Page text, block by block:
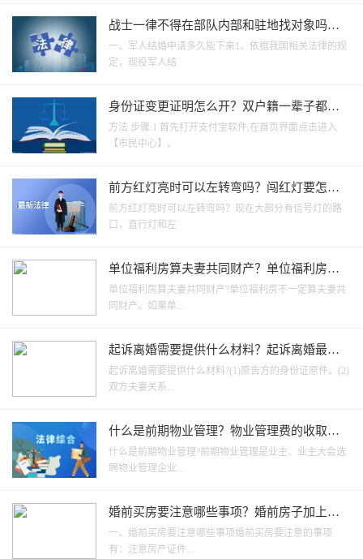
战士一律不得在部队内部和驻地找对象吗？
现役军人不能和哪些人结婚？ 全球快消息
一、军人结婚申请多久能下来1、依据我国相关法律的规
定，现役军人结
身份证变更证明怎么开？双户籍一辈子都查
不出来吗？ 每日速讯
方法 步骤:1 首先打开支付宝软件,在首页界面点击进入
【市民中心】。
前方红灯亮时可以左转弯吗？闯红灯要怎么
处理？ 天天动态
前方红灯亮时可以左转弯吗？现在大部分有信号灯的路
口，直行灯和左
单位福利房算夫妻共同财产？单位福利房有
产权吗？
单位福利房算夫妻共同财产?单位福利房不一定算夫妻共
同财产。如果单...
起诉离婚需要提供什么材料？起诉离婚最快
几天能办完？
起诉离婚需要提供什么材料?(1)原告方的身份证原件。(2)
双方夫妻关系...
什么是前期物业管理？物业管理费的收取标
准是什么？
什么是前期物业管理?前期物业管理是业主、业主大会选
聘物业管理企业...
婚前买房要注意哪些事项？婚前房子加上女
方名字离婚怎么分？
一、婚前买房要注意哪些事项婚前买房要注意的事项
有：注意房产证件...